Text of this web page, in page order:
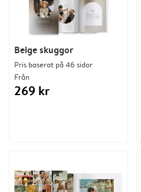
Beige skuggor
Pris baserat på 46 sidor
Från
269 kr